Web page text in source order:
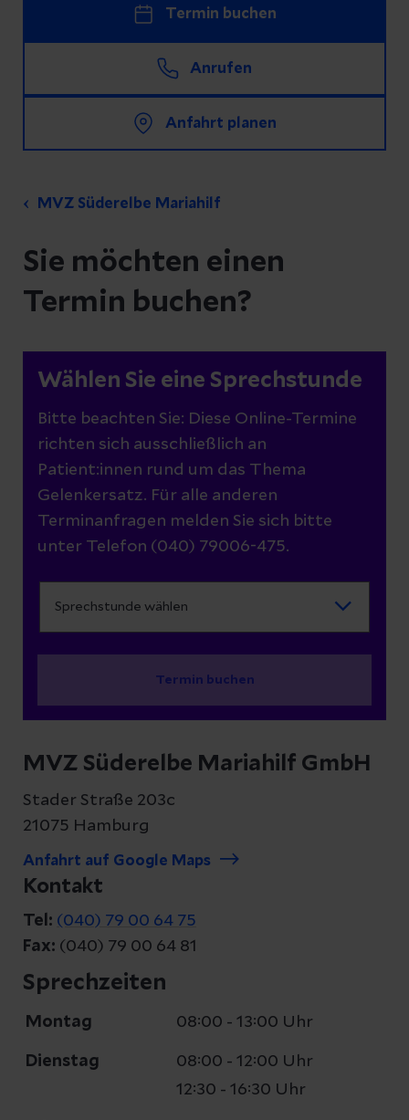
Termin buchen
Anrufen
Anfahrt planen
MVZ Süderelbe Mariahilf
Sie möchten einen
Termin buchen?
Wählen Sie eine Sprechstunde
Bitte beachten Sie: Diese Online-Termine
richten sich ausschließlich an
Patient:innen rund um das Thema
Gelenkersatz. Für alle anderen
Terminanfragen melden Sie sich bitte
unter Telefon (040) 79006-475.
Termin buchen
MVZ Süderelbe Mariahilf GmbH
Stader Straße 203c
21075 Hamburg
Anfahrt auf Google Maps
Kontakt
Tel: (040) 79 00 64 75
Fax: (040) 79 00 64 81
Sprechzeiten
Montag 08:00 - 13:00 Uhr
Dienstag
08:00 - 12:00 Uhr
12:30 - 16:30 Uhr